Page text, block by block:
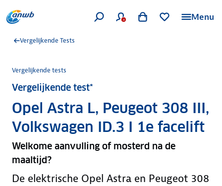
Menu
Vergelijkende Tests
Vergelijkende tests
Vergelijkende test*
Opel Astra L, Peugeot 308 III,
Volkswagen ID.3 I 1e facelift
Welkome aanvulling of mosterd na de
maaltijd?
De elektrische Opel Astra en Peugeot 308